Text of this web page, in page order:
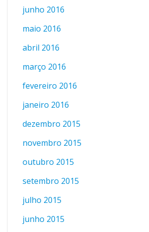
junho 2016
maio 2016
abril 2016
março 2016
fevereiro 2016
janeiro 2016
dezembro 2015
novembro 2015
outubro 2015
setembro 2015
julho 2015
junho 2015